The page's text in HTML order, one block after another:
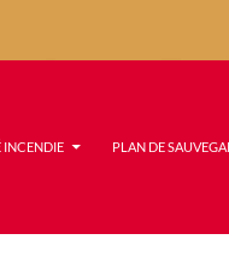
INCENDIE PLAN DE